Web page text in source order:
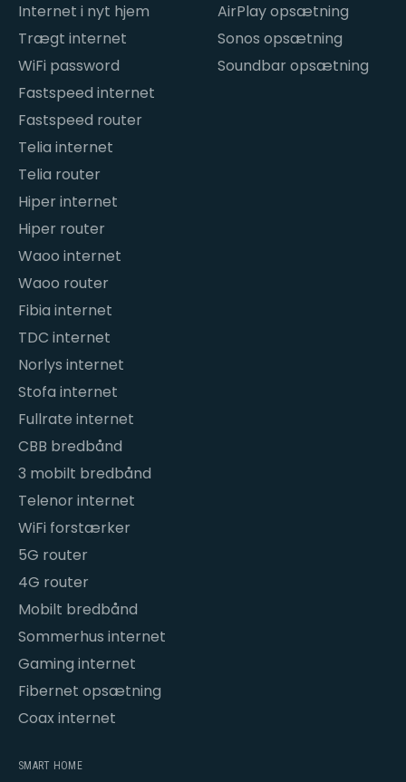
Internet i nyt hjem
Trægt internet
WiFi password
Fastspeed internet
Fastspeed router
Telia internet
Telia router
Hiper internet
Hiper router
Waoo internet
Waoo router
Fibia internet
TDC internet
Norlys internet
Stofa internet
Fullrate internet
CBB bredbånd
3 mobilt bredbånd
Telenor internet
WiFi forstærker
5G router
4G router
Mobilt bredbånd
Sommerhus internet
Gaming internet
Fibernet opsætning
Coax internet
AirPlay opsætning
Sonos opsætning
Soundbar opsætning
SMART HOME